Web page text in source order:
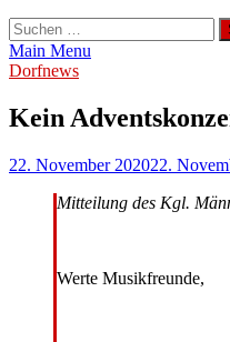
Suchen
nach:
Main Menu
Dorfnews
Kein
22. November 202022.
Mitteilung des Kgl.
Werte Musikfreunde,